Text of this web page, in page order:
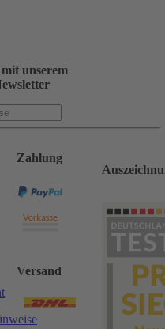
unserem
Zahlung
Versand